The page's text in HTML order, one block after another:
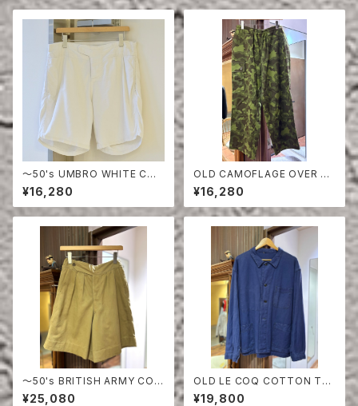
〜50's UMBRO WHITE COT
TON SHORTS
¥16,280
OLD CAMOFLAGE OVER PA
NTS
¥16,280
〜50's BRITISH ARMY COT
TON DRILL SHORTS
¥25,080
OLD LE COQ COTTON TWI
LL JACKET
¥19,800